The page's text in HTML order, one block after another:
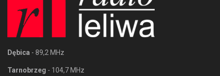
Dębica - 89,2 MHz
Tarnobrzeg - 104,7 MHz